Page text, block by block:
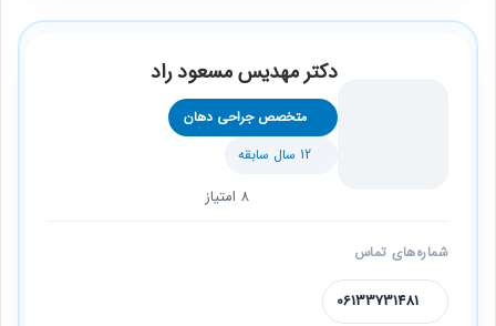
دکتر مهدیس مسعود راد
متخصص جراحی دهان
12 سال سابقه
8 امتیاز
شماره‌های تماس
06133731481